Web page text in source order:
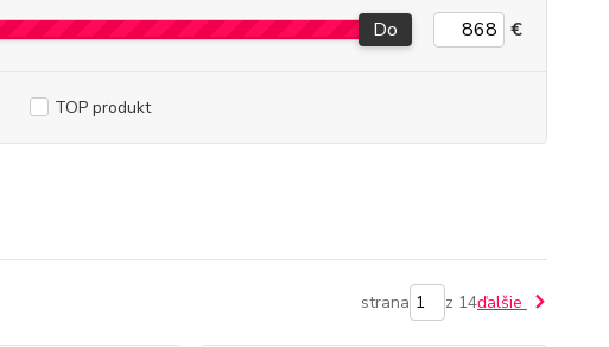
Do €
TOP produkt
strana z 14ďalšie